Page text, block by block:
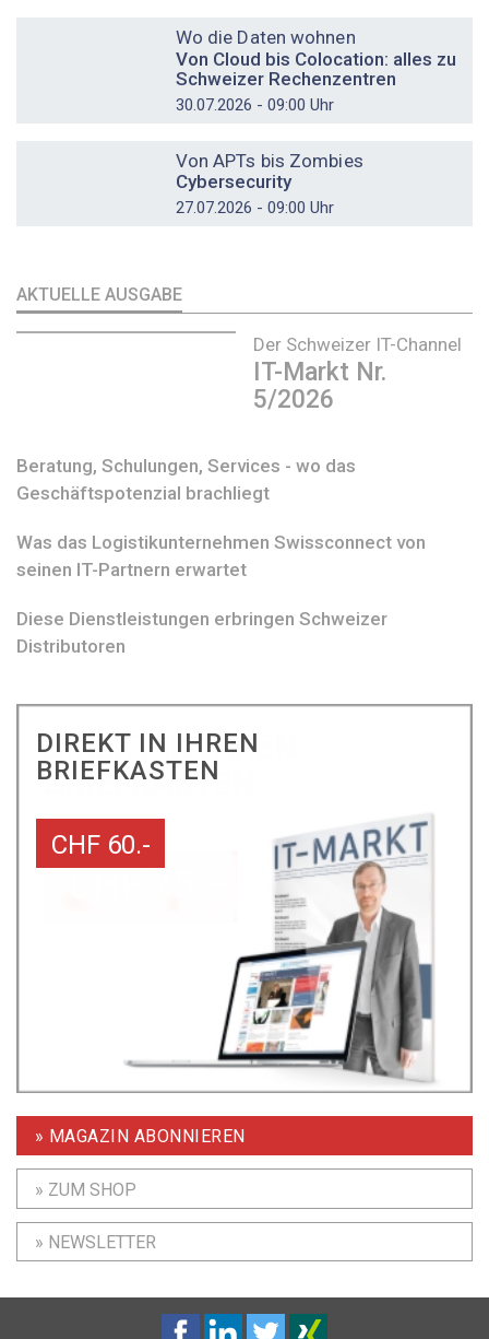
Wo die Daten wohnen
Von Cloud bis Colocation: alles zu
Schweizer Rechenzentren
30.07.2026 - 09:00 Uhr
Von APTs bis Zombies
Cybersecurity
27.07.2026 - 09:00 Uhr
AKTUELLE AUSGABE
Der Schweizer IT-Channel
IT-Markt Nr.
5/2026
Beratung, Schulungen, Services - wo das
Geschäftspotenzial brachliegt
Was das Logistikunternehmen Swissconnect von
seinen IT-Partnern erwartet
Diese Dienstleistungen erbringen Schweizer
Distributoren
DIREKT IN IHREN
BRIEFKASTEN
CHF 60.-
» MAGAZIN ABONNIEREN
» ZUM SHOP
» NEWSLETTER